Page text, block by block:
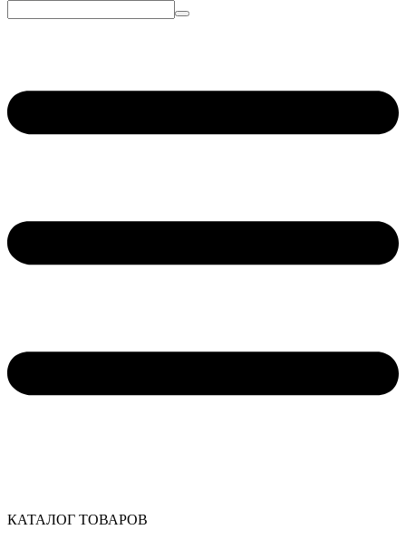
КАТАЛОГ ТОВАРОВ